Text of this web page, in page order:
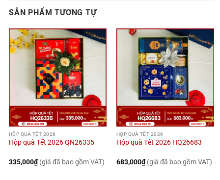
SẢN PHẨM TƯƠNG TỰ
HỘP QUÀ TẾT 2026
Hộp quà Tết 2026 QN26335
335,000₫ (giá đã bao gồm VAT)
HỘP QUÀ TẾT 2026
Hộp quà Tết 2026 HQ26683
683,000₫ (giá đã bao gồm VAT)